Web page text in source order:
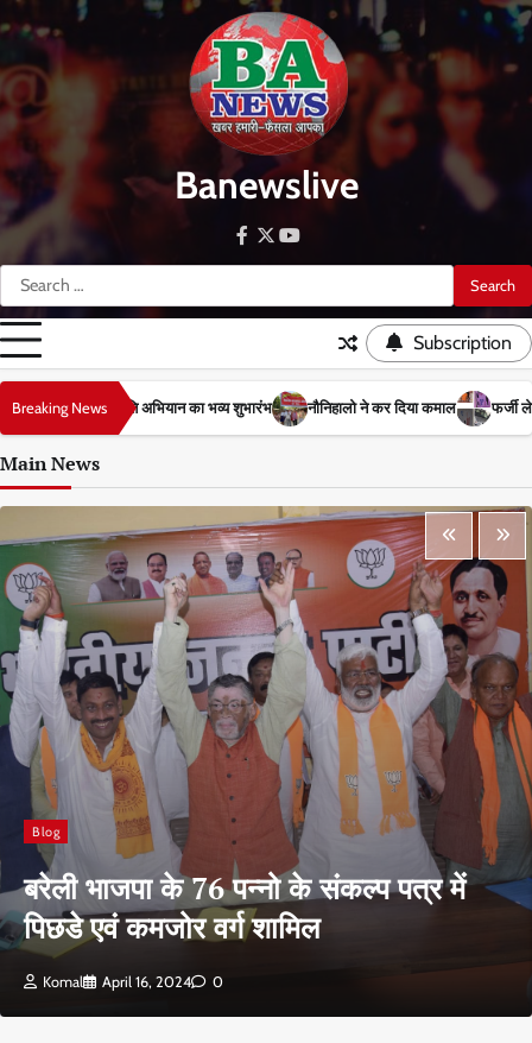
Skip
to
content
Banewslive
Search
for:
facebook
twitteryoutube
Subscription
Breaking Newsनौनिहालो ने कर दिया कमाल फर्जी लेबर इंस्पेक्टर को आसपुर देवसरा की
Main News
Blog
बरेली भाजपा के 76 पन्नो के संकल्प पत्र में
पिछडे एवं कमजोर वर्ग शामिल
Komal April 16, 2024 0